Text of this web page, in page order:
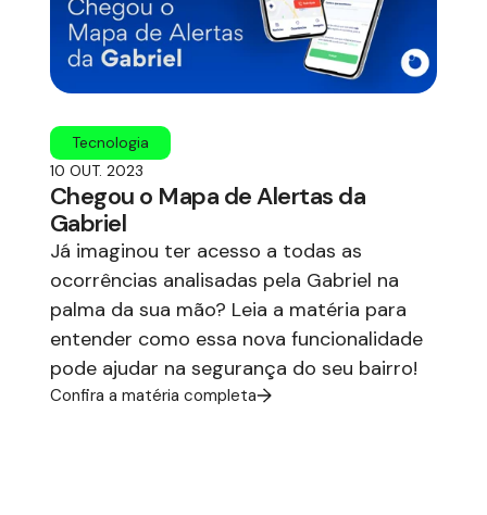
Tecnologia
10 OUT. 2023
Chegou o Mapa de Alertas da
Gabriel
Já imaginou ter acesso a todas as
ocorrências analisadas pela Gabriel na
palma da sua mão? Leia a matéria para
entender como essa nova funcionalidade
pode ajudar na segurança do seu bairro!
Confira a matéria completa